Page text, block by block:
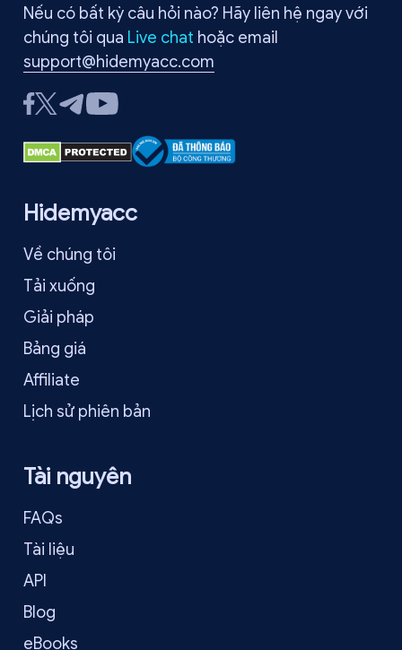
Nếu có bất kỳ câu hỏi nào? Hãy liên hệ ngay với
chúng tôi qua Live chat hoặc email
support@hidemyacc.com
Hidemyacc
Về chúng tôi
Tải xuống
Giải pháp
Bảng giá
Affiliate
Lịch sử phiên bản
Tài nguyên
FAQs
Tài liệu
API
Blog
eBooks